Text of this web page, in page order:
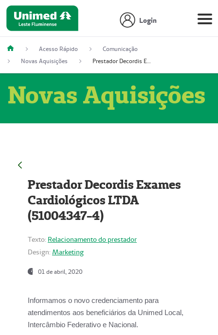
Login
Acesso Rápido
Comunicação
Novas Aquisições
Prestador Decordis Exames Cardiológicos LTDA (51004347-4)
Novas Aquisições
Prestador Decordis Exames
Cardiológicos LTDA
(51004347-4)
Texto: Relacionamento do prestador
Design: Marketing
01 de abril, 2020
Informamos o novo credenciamento para
atendimentos aos beneficiários da Unimed Local,
Intercâmbio Federativo e Nacional.